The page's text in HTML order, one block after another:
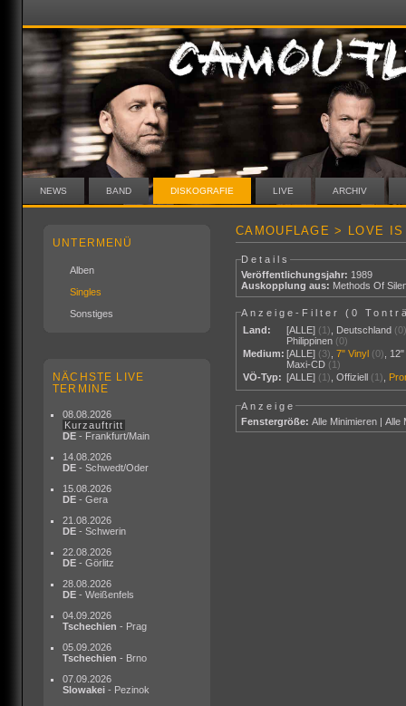
NEWS BAND DISKOGRAFIE LIVE ARCHIV
UNTERMENÜ
Alben
Singles
Sonstiges
NÄCHSTE LIVE
TERMINE
08.08.2026
Kurzauftritt
DE - Frankfurt/Main
14.08.2026
DE - Schwedt/Oder
15.08.2026
DE - Gera
21.08.2026
DE - Schwerin
22.08.2026
DE - Görlitz
28.08.2026
DE - Weißenfels
04.09.2026
Tschechien - Prag
05.09.2026
Tschechien - Brno
07.09.2026
Slowakei - Pezinok
CAMOUFLAGE > LOVE
Details
Veröffentlichungsjahr: 1989
Auskopplung aus: Methods Of
Anzeige-Filter (0
Land:
[ALLE] (1) Deutschland
Philippinen (0)
Medium: [ALLE] (3) ,7" Vinyl (0)
Maxi-CD (1)
VÖ-Typ: [ALLE] (1) ,Offiziell (1)
Anzeige
Fenstergröße: Alle Minimieren |Alle